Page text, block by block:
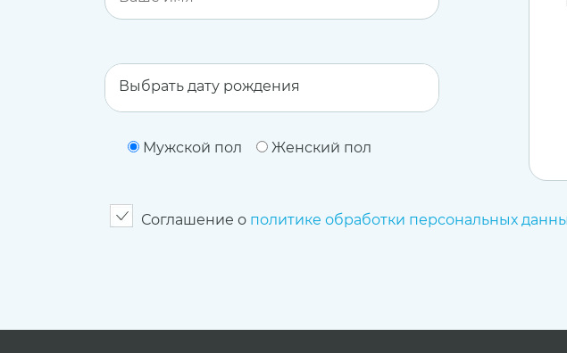
Мужской пол Женский пол
Соглашение о политике обработки персональных